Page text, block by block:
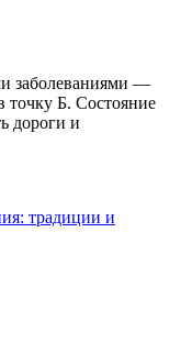
заболеваниями —
точку Б. Состояние
дороги и
традиции и